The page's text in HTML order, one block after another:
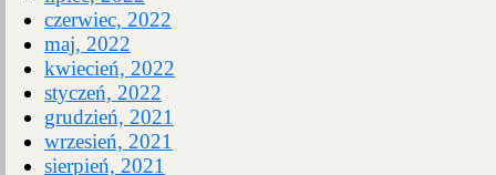
czerwiec, 2022
maj, 2022
kwiecień, 2022
styczeń, 2022
grudzień, 2021
wrzesień, 2021
sierpień, 2021